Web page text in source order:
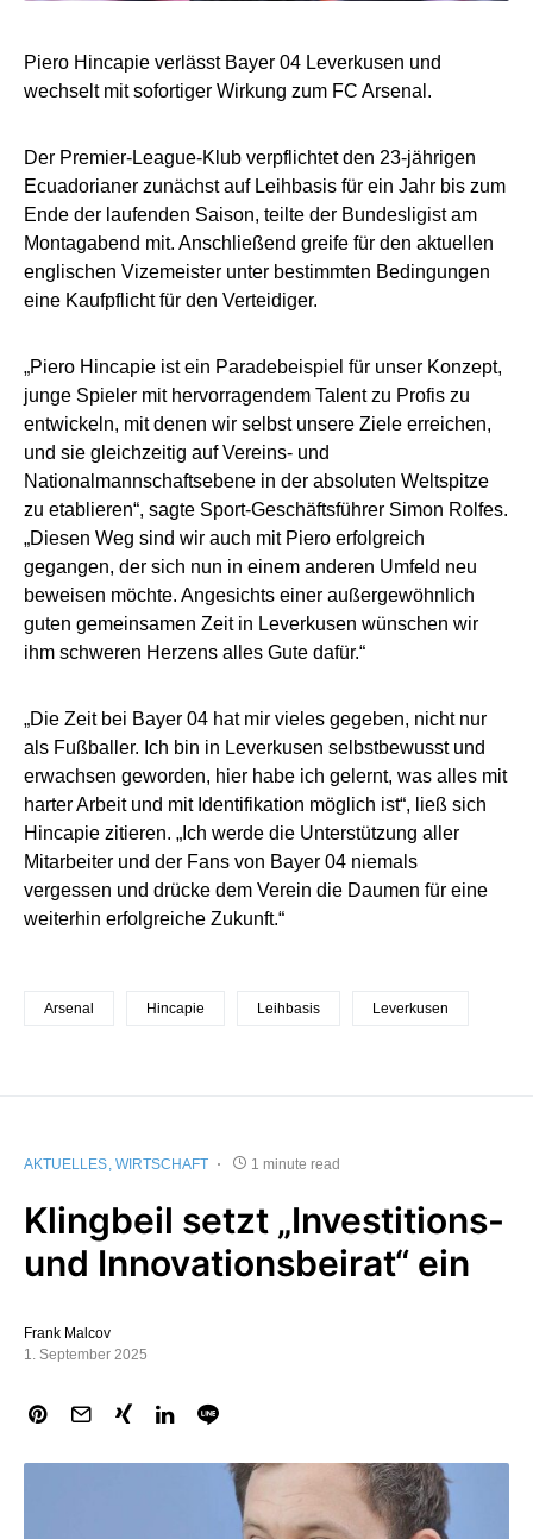
Piero Hincapie verlässt Bayer 04 Leverkusen und
wechselt mit sofortiger Wirkung zum FC Arsenal.
Der Premier-League-Klub verpflichtet den 23-jährigen
Ecuadorianer zunächst auf Leihbasis für ein Jahr bis zum
Ende der laufenden Saison, teilte der Bundesligist am
Montagabend mit. Anschließend greife für den aktuellen
englischen Vizemeister unter bestimmten Bedingungen
eine Kaufpflicht für den Verteidiger.
„Piero Hincapie ist ein Paradebeispiel für unser Konzept,
junge Spieler mit hervorragendem Talent zu Profis zu
entwickeln, mit denen wir selbst unsere Ziele erreichen,
und sie gleichzeitig auf Vereins- und
Nationalmannschaftsebene in der absoluten Weltspitze
zu etablieren“, sagte Sport-Geschäftsführer Simon Rolfes.
„Diesen Weg sind wir auch mit Piero erfolgreich
gegangen, der sich nun in einem anderen Umfeld neu
beweisen möchte. Angesichts einer außergewöhnlich
guten gemeinsamen Zeit in Leverkusen wünschen wir
ihm schweren Herzens alles Gute dafür.“
„Die Zeit bei Bayer 04 hat mir vieles gegeben, nicht nur
als Fußballer. Ich bin in Leverkusen selbstbewusst und
erwachsen geworden, hier habe ich gelernt, was alles mit
harter Arbeit und mit Identifikation möglich ist“, ließ sich
Hincapie zitieren. „Ich werde die Unterstützung aller
Mitarbeiter und der Fans von Bayer 04 niemals
vergessen und drücke dem Verein die Daumen für eine
weiterhin erfolgreiche Zukunft.“
Arsenal Hincapie Leihbasis Leverkusen
AKTUELLES WIRTSCHAFT 1 minute read
Klingbeil setzt „Investitions-
und Innovationsbeirat“ ein
Frank Malcov
1. September 2025